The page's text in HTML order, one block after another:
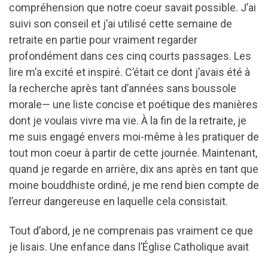
compréhension que notre coeur savait possible. J’ai
suivi son conseil et j’ai utilisé cette semaine de
retraite en partie pour vraiment regarder
profondément dans ces cinq courts passages. Les
lire m’a excité et inspiré. C’était ce dont j’avais été à
la recherche après tant d’années sans boussole
morale— une liste concise et poétique des manières
dont je voulais vivre ma vie. À la fin de la retraite, je
me suis engagé envers moi-même à les pratiquer de
tout mon coeur à partir de cette journée. Maintenant,
quand je regarde en arrière, dix ans après en tant que
moine bouddhiste ordiné, je me rend bien compte de
l’erreur dangereuse en laquelle cela consistait.
Tout d’abord, je ne comprenais pas vraiment ce que
je lisais. Une enfance dans l’Église Catholique avait